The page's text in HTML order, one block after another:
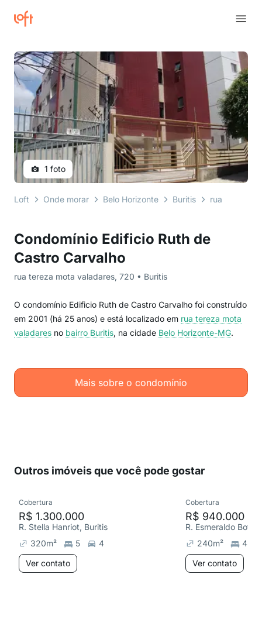
Condomínio Edificio Ruth de
Castro Carvalho
rua tereza mota valadares, 720 • Buritis
O condomínio Edificio Ruth de Castro Carvalho foi construído
em 2001 (há 25 anos) e está localizado em rua tereza mota
valadares no bairro Buritis, na cidade Belo Horizonte-MG.
Mais sobre o condomínio
1 foto
Loft Onde morar Belo Horizonte Buritis rua tereza
Outros imóveis que você pode gostar
Cobertura
R$ 1.300.000
R. Stella Hanriot, Buritis
320m² 5
4
Ver contato
Cobertura
R$ 940.000
R. Esmeraldo
240m²
4
Ver contato